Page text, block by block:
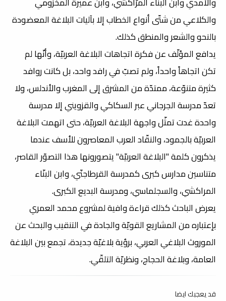
والكلاعي من شتّى أنواع الخطاب إلا بآليات البلاغة المعضودة
بالنحو والشعر والمنطق كذلك.
يدافع المؤلّف عن فكرة اتجاهات البلاغة العربيّة، وأنّها لم
تكن اتجاهاً واحداً، ولم تصبّ في رافد واحد، بل كانت روافد
كثيرة متنوّعة، ممتدّة من المشرق إلى المغرب والأندلس،ولا
تعدّ مدرسة الجرجاني عبر السكاكي والقزويني إلا مدرسة
واحدة غدت تمثّل واجهة البلاغة العربيّة، حتى اتهمت البلاغة
العربيّة بالجمود، والنقّاد العرب المعاصرون للأسف عندما
يذكرون كلمة "البلاغة العربيّة" يتصورونها هذا التصوّر القاصر،
متناسين مدارس كبرى كمدرسة القرطاجنّي، وابن البنّاء
المراكشي، والسجلماسي، ومدرسة البديع الكبرى.
يعرض الباحث كذلك قراءة وافية لمشروع محمد العمري
بإعتباره من المشاريع القويّة والجادة في التنقيب والبحث عن
الموروث البلاغي العربي، برؤية بلاغيّة جديدة، تجمع بين البلاغة
العامة، وبلاغة الحجاج، ونظريّة التلقّي.
قد يعجبك ايضا